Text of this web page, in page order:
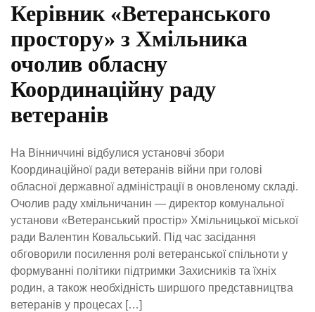
Керівник «Ветеранського
простору» з Хмільника
очолив обласну
Координаційну раду
ветеранів
На Вінниччині відбулися установчі збори
Координаційної ради ветеранів війни при голові
обласної державної адміністрації в оновленому складі.
Очолив раду хмільничанин — директор комунальної
установи «Ветеранський простір» Хмільницької міської
ради Валентин Ковальський. Під час засідання
обговорили посилення ролі ветеранської спільноти у
формуванні політики підтримки Захисників та їхніх
родин, а також необхідність ширшого представництва
ветеранів у процесах […]